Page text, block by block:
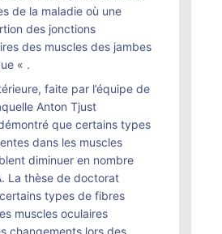
de la maladie où une
des jonctions
des muscles des jambes
« .
faite par l’équipe de
Anton Tjust
que certains types
dans les muscles
diminuer en nombre
La thèse de doctorat
types de fibres
muscles oculaires
changements lors des